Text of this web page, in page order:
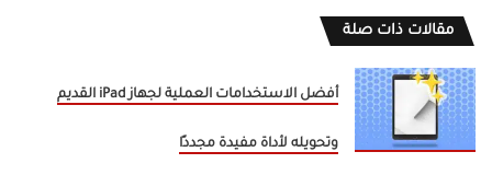
مقالات ذات صلة
أفضل الاستخدامات العملية لجهاز iPad القديم
وتحويله لأداة مفيدة مجددًا